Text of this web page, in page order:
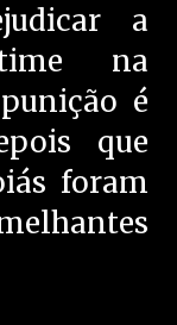
a
na
é
que
foram